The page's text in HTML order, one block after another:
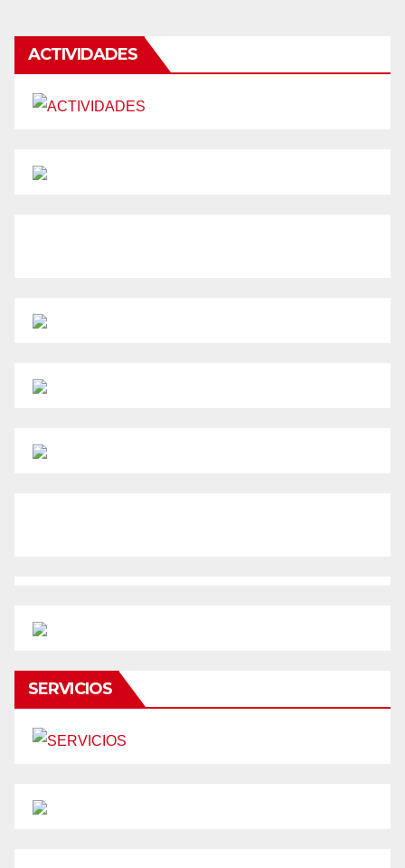
ACTIVIDADES
SERVICIOS